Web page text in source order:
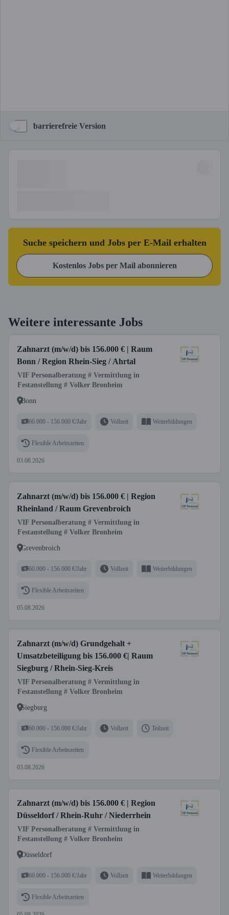
barrierefreie Version
Suche speichern und Jobs per E-Mail erhalten
Kostenlos Jobs per Mail abonnieren
Weitere interessante Jobs
Zahnarzt (m/w/d) bis 156.000 € | Raum
Bonn / Region Rhein-Sieg / Ahrtal
VIF Personalberatung # Vermittlung in
Festanstellung # Volker Bronheim
Bonn
60.000 - 156.000 €/Jahr Vollzeit Weiterbildungen
Flexible Arbeitszeiten
03.08.2026
Zahnarzt (m/w/d) bis 156.000 € | Region
Rheinland / Raum Grevenbroich
VIF Personalberatung # Vermittlung in
Festanstellung # Volker Bronheim
Grevenbroich
60.000 - 156.000 €/Jahr Vollzeit Weiterbildungen
Flexible Arbeitszeiten
05.08.2026
Zahnarzt (m/w/d) Grundgehalt +
Umsatzbeteiligung bis 156.000 €| Raum
Siegburg / Rhein-Sieg-Kreis
VIF Personalberatung # Vermittlung in
Festanstellung # Volker Bronheim
Siegburg
60.000 - 156.000 €/Jahr Vollzeit Teilzeit
Flexible Arbeitszeiten
03.08.2026
Zahnarzt (m/w/d) bis 156.000 € | Region
Düsseldorf / Rhein-Ruhr / Niederrhein
VIF Personalberatung # Vermittlung in
Festanstellung # Volker Bronheim
Düsseldorf
60.000 - 156.000 €/Jahr Vollzeit Weiterbildungen
Flexible Arbeitszeiten